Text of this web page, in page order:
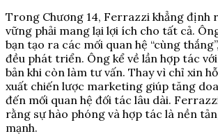
Trong Chương 14, Ferrazzi khẳng định
vững phải mang lại lợi ích cho tất cả.
bạn tạo ra các mối quan hệ “cùng
đều phát triển. Ông kể về lần hợp tác
bản khi còn làm tư vấn. Thay vì chỉ xin
xuất chiến lược marketing giúp tăng
đến mối quan hệ đối tác lâu dài.
rằng sự hào phóng và hợp tác là nền
mạnh.